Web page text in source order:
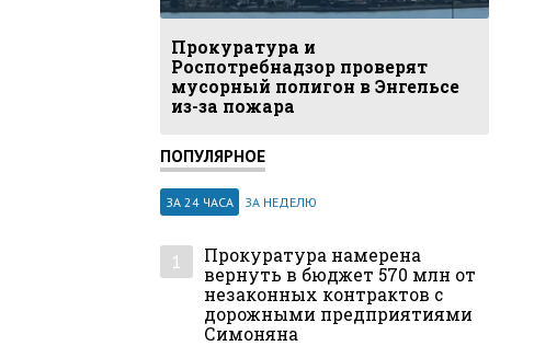
Прокуратура и
Роспотребнадзор проверят
мусорный полигон в Энгельсе
из-за пожара
ПОПУЛЯРНОЕ
ЗА 24 ЧАСА ЗА НЕДЕЛЮ
1
Прокуратура намерена
вернуть в бюджет 570 млн от
незаконных контрактов с
дорожными предприятиями
Симоняна